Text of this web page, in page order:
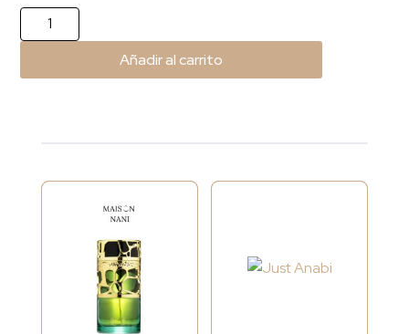
Khair
Pistacho
Añadir al carrito